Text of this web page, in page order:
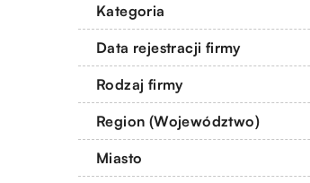
Kategoria
Data rejestracji firmy
Rodzaj firmy
Region (Województwo)
Miasto